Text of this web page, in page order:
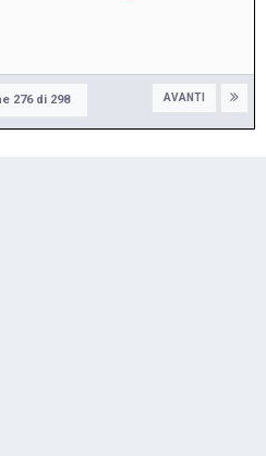
AVANTI
276 di 298